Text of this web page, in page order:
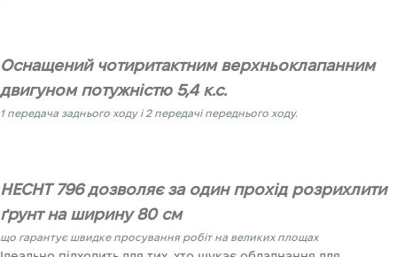
Оснащений чотиритактним верхньоклапанним
двигуном потужністю 5,4 к.с.
1 передача заднього ходу і 2 передачі переднього ходу.
HECHT 796 дозволяє за один прохід розрихлити
ґрунт на ширину 80 см
що гарантує швидке просування робіт на великих площах